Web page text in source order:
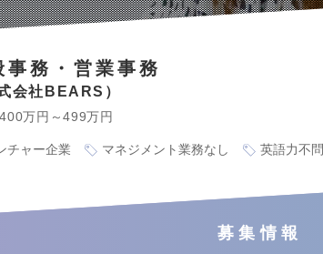
事務・営業事務
会社BEARS
400万円～499万円
チャー企業 マネジメント業務なし 英語力不問
募集情報